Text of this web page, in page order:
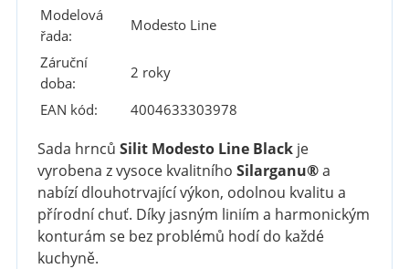
Modelová
řada:
Modesto Line
Záruční
doba:
2 roky
EAN kód:
4004633303978
Sada hrnců Silit Modesto Line Blackje
vyrobena z vysoce kvalitního Silarganu®a
nabízí dlouhotrvající výkon, odolnou kvalitu a
přírodní chuť. Díky jasným liniím a harmonickým
konturám se bez problémů hodí do každé
kuchyně.